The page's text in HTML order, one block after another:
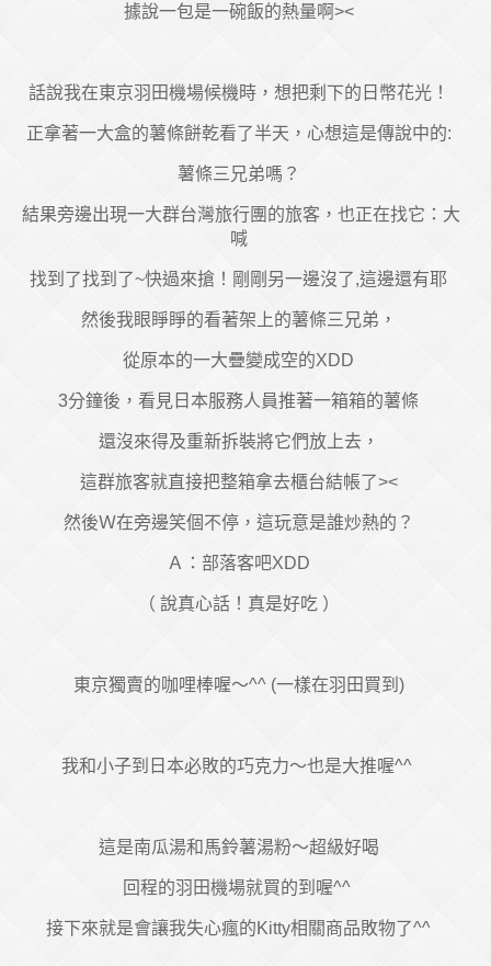
據說一包是一碗飯的熱量啊><
話說我在東京羽田機場候機時，想把剩下的日幣花光！
正拿著一大盒的薯條餅乾看了半天，心想這是傳說中的:
薯條三兄弟嗎？
結果旁邊出現一大群台灣旅行團的旅客，也正在找它：大
喊
找到了找到了~快過來搶！剛剛另一邊沒了,這邊還有耶
然後我眼睜睜的看著架上的薯條三兄弟，
從原本的一大疊變成空的XDD
3分鐘後，看見日本服務人員推著一箱箱的薯條
還沒來得及重新拆裝將它們放上去，
這群旅客就直接把整箱拿去櫃台結帳了><
然後Ｗ在旁邊笑個不停，這玩意是誰炒熱的？
Ａ：部落客吧XDD
（ 說真心話！真是好吃 ）
東京獨賣的咖哩棒喔～^^ (一樣在羽田買到)
我和小子到日本必敗的巧克力～也是大推喔^^
這是南瓜湯和馬鈴薯湯粉～超級好喝
回程的羽田機場就買的到喔^^
接下來就是會讓我失心瘋的Kitty相關商品敗物了^^